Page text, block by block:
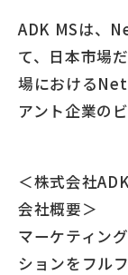
ADK MSは、
て、日本市場
場における
アント企業の
＜株式会社
会社概要＞
マーケティン
ションをフル